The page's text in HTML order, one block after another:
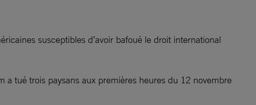
susceptibles d’avoir bafoué le droit international
a tué trois paysans aux premières heures du 12 novembre